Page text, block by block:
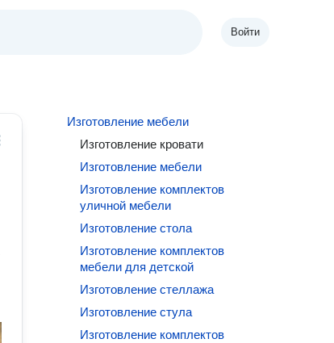
Войти
Изготовление мебели
Изготовление кровати
Изготовление мебели
Изготовление комплектов
уличной мебели
Изготовление стола
Изготовление комплектов
мебели для детской
Изготовление стеллажа
Изготовление стула
Изготовление комплектов